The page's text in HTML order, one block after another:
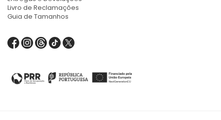
Livro de Reclamações
Guia de Tamanhos